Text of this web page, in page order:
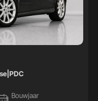
Bouwjaar